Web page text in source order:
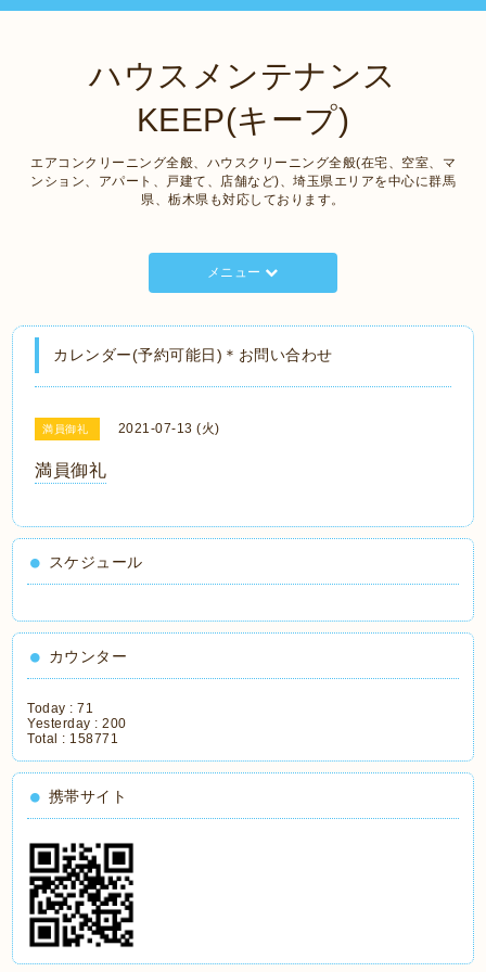
ハウスメンテナンス
KEEP(キープ)
エアコンクリーニング全般、ハウスクリーニング全般(在宅、空室、マ
ンション、アパート、戸建て、店舗など)、埼玉県エリアを中心に群馬
県、栃木県も対応しております。
メニュー
カレンダー(予約可能日)＊お問い合わせ
満員御礼 2021-07-13 (火)
満員御礼
スケジュール
カウンター
Today :71
Yesterday :200
Total : 158771
携帯サイト